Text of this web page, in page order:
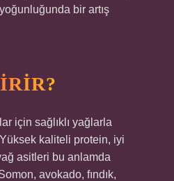
bir artış
için sağlıklı yağlarla
kaliteli protein, iyi
asitleri bu anlamda
avokado, fındık,